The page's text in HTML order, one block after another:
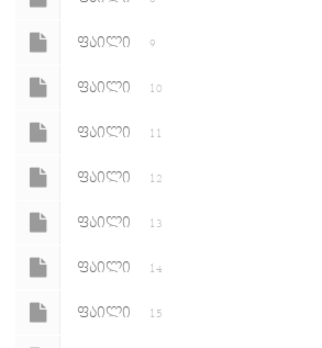
ᲤᲐᲘᲚᲘ 9
ᲤᲐᲘᲚᲘ 10
ᲤᲐᲘᲚᲘ 11
ᲤᲐᲘᲚᲘ 12
ᲤᲐᲘᲚᲘ 13
ᲤᲐᲘᲚᲘ 14
ᲤᲐᲘᲚᲘ 15